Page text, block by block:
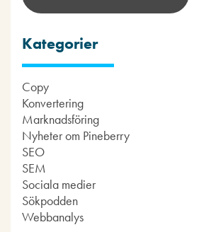
Kategorier
Copy
Konvertering
Marknadsföring
Nyheter om Pineberry
SEO
SEM
Sociala medier
Sökpodden
Webbanalys